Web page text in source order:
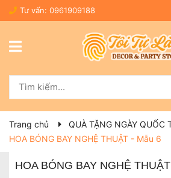
Tư vấn: 0961909188
Trang chủ
QUÀ TẶNG NGÀY QUỐC
HOA BÓNG BAY NGHỆ THUẬT - Mẫu 6
HOA BÓNG BAY NGHỆ